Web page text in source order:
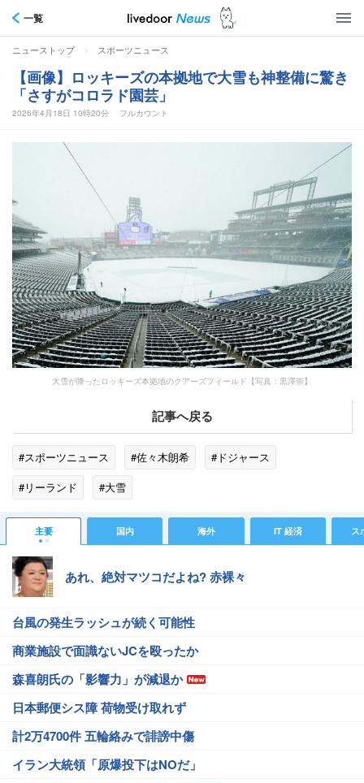
一覧
ニューストップ > スポーツニュース
【画像】ロッキーズの本拠地で大雪も神整備に驚き
「さすがコロラド園芸」
2026年4月18日 10時20分 フルカウント
大雪が降ったロッキーズ本拠地のクアーズフィールド【写真：黒澤崇】
記事へ戻る
#スポーツニュース #佐々木朗希
#ドジャース
#リーランド
#大雪
主要 国内 海外 IT 経済 ス
あれ、絶対マツコだよね? 赤裸々
台風の発生ラッシュが続く可能性
商業施設で面識ないJCを殴ったか
森喜朗氏の「影響力」が減退か
日本郵便シス障 荷物受け取れず
計2万4700件 五輪絡みで誹謗中傷
イラン大統領「原爆投下はNOだ」